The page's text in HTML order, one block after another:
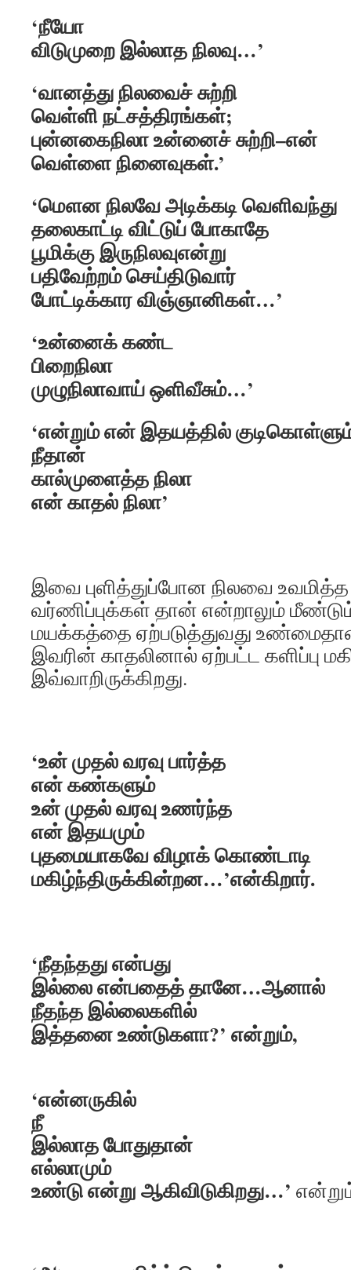
‘நீயோ
விடுமுறை இல்லாத நிலவு…’
‘வானத்து நிலவைச் சுற்றி
வெள்ளி நட்சத்திரங்கள்;
புன்னகைநிலா உன்னைச் சுற்றி–என்
வெள்ளை நினைவுகள்.’
‘மௌன நிலவே அடிக்கடி வெளிவந்து
தலைகாட்டி விட்டுப் போகாதே
பூமிக்கு இருநிலவுஎன்று
பதிவேற்றம் செய்திடுவார்
போட்டிக்கார விஞ்ஞானிகள்…’
‘உன்னைக் கண்ட
பிறைநிலா
முழுநிலாவாய் ஒளிவீசும்…’
‘என்றும் என் இதயத்தில்
நீதான்
கால்முளைத்த நிலா
என் காதல் நிலா’
இவை புளித்துப்போன நிலவை
வர்ணிப்புக்கள் தான் என்றாலும்
மயக்கத்தை ஏற்படுத்துவது
இவரின் காதலினால் ஏற்பட்ட களிப்பு
இவ்வாறிருக்கிறது.
‘உன் முதல் வரவு பார்த்த
என் கண்களும்
உன் முதல் வரவு உணர்ந்த
என் இதயமும்
புதமையாகவே விழாக் கொண்டாடி
மகிழ்ந்திருக்கின்றன…’என்கிறார்.
‘நீதந்தது என்பது
இல்லை என்பதைத் தானே…ஆனால்
நீதந்த இல்லைகளில்
இத்தனை உண்டுகளா?’ என்றும்,
‘என்னருகில்
நீ
இல்லாத போதுதான்
எல்லாமும்
உண்டு என்று ஆகிவிடுகிறது…’